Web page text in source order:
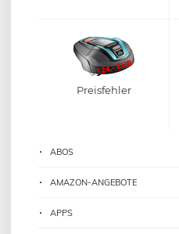
Preisfehler
ABOS
AMAZON-ANGEBOTE
APPS